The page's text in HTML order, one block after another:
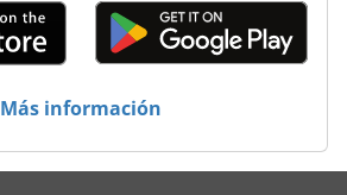
Más información